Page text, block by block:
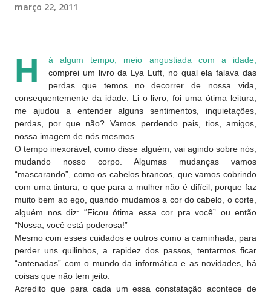
março 22, 2011
H
á algum tempo, meio angustiada com a idade,
comprei um livro da Lya Luft, no qual ela falava das
perdas que temos no decorrer de nossa vida,
consequentemente da idade. Li o livro, foi uma ótima leitura,
me ajudou a entender alguns sentimentos, inquietações,
perdas, por que não? Vamos perdendo pais, tios, amigos,
nossa imagem de nós mesmos.
O tempo inexorável, como disse alguém, vai agindo sobre nós,
mudando nosso corpo. Algumas mudanças vamos
“mascarando”, como os cabelos brancos, que vamos cobrindo
com uma tintura, o que para a mulher não é difícil, porque faz
muito bem ao ego, quando mudamos a cor do cabelo, o corte,
alguém nos diz: “Ficou ótima essa cor pra você” ou então
“Nossa, você está poderosa!”
Mesmo com esses cuidados e outros como a caminhada, para
perder uns quilinhos, a rapidez dos passos, tentarmos ficar
“antenadas” com o mundo da informática e as novidades, há
coisas que não tem jeito.
Acredito que para cada um essa constatação acontece de